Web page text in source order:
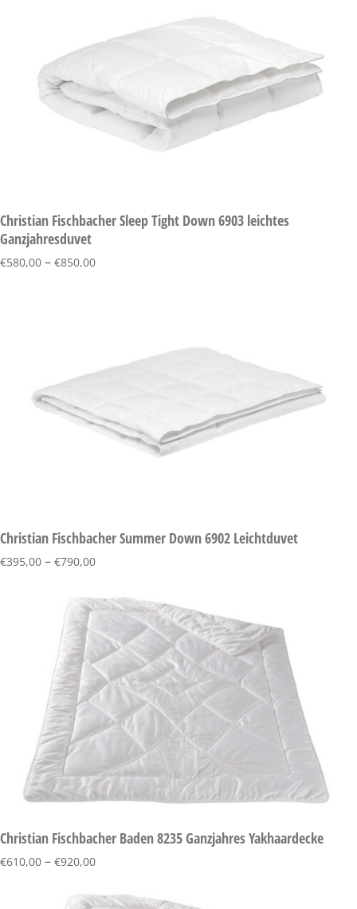
Christian Fischbacher Sleep Tight Down 6903 leichtes
Ganzjahresduvet
€580,00 – €850,00
Christian Fischbacher Summer Down 6902 Leichtduvet
€395,00 – €790,00
Christian Fischbacher Baden 8235 Ganzjahres Yakhaardecke
€610,00 – €920,00